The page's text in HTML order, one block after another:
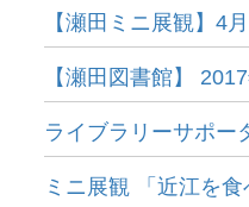
【瀬田ミニ展観】4
【瀬田図書館】
ライブラリーサポー
ミニ展観 「近江を